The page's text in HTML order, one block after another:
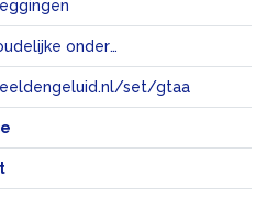
NB: geen inhoudelijke onderwerpsterm
set/gtaa